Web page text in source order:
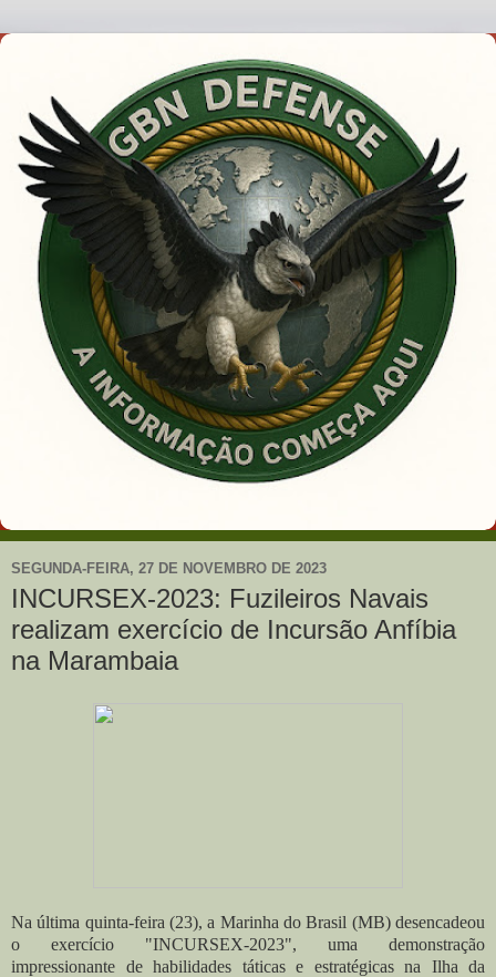
SEGUNDA-FEIRA, 27 DE NOVEMBRO DE 2023
INCURSEX-2023: Fuzileiros Navais
realizam exercício de Incursão Anfíbia
na Marambaia
Na última quinta-feira (23), a Marinha do Brasil (MB) desencadeou
o exercício "INCURSEX-2023", uma demonstração
impressionante de habilidades táticas e estratégicas na Ilha da